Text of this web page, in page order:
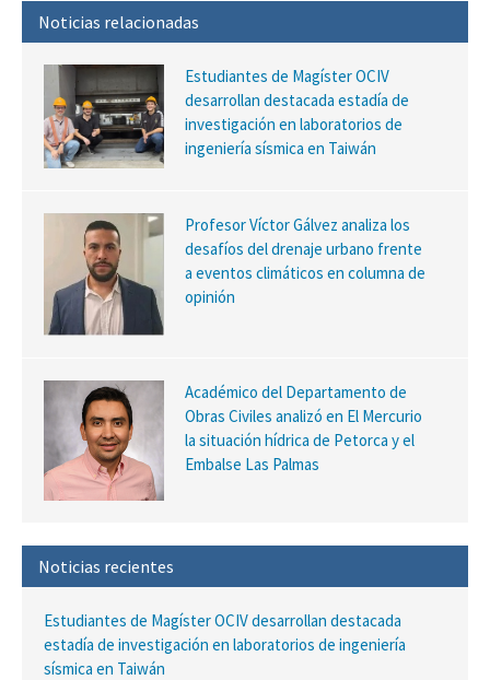
Noticias relacionadas
Estudiantes de Magíster OCIV
desarrollan destacada estadía de
investigación en laboratorios de
ingeniería sísmica en Taiwán
Profesor Víctor Gálvez analiza los
desafíos del drenaje urbano frente
a eventos climáticos en columna de
opinión
Académico del Departamento de
Obras Civiles analizó en El Mercurio
la situación hídrica de Petorca y el
Embalse Las Palmas
Noticias recientes
Estudiantes de Magíster OCIV desarrollan destacada
estadía de investigación en laboratorios de ingeniería
sísmica en Taiwán